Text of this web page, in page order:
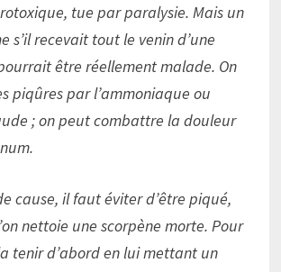
tue par paralysie. Mais un
s’il recevait tout le venin d’une
être réellement malade. On
piqûres par l’ammoniaque ou
; on peut combattre la douleur
cause, il faut éviter d’être piqué,
nettoie une scorpène morte. Pour
tenir d’abord en lui mettant un